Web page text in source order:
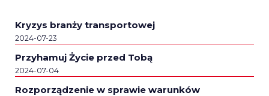
Kryzys branży transportowej
2024-07-23
Przyhamuj Życie przed Tobą
2024-07-04
Rozporządzenie w sprawie warunków